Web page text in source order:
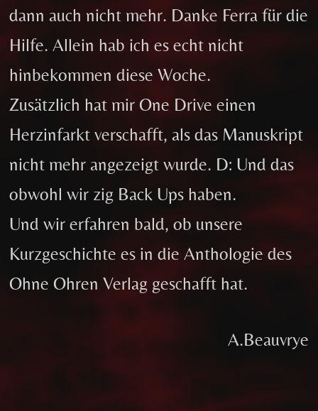
dann auch nicht mehr. Danke Ferra für die
Hilfe. Allein hab ich es echt nicht
hinbekommen diese Woche.
Zusätzlich hat mir One Drive einen
Herzinfarkt verschafft, als das Manuskript
nicht mehr angezeigt wurde. D: Und das
obwohl wir zig Back Ups haben.
Und wir erfahren bald, ob unsere
Kurzgeschichte es in die Anthologie des
Ohne Ohren Verlag geschafft hat.
A.Beauvrye